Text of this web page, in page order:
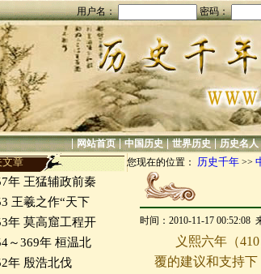
用户名： 密码：
|网站首页|中国历史|世界历史|历史名人
文章
您现在的位置： 历史千年>>
年 王猛辅政前秦
王羲之作“天下
年 莫高窟工程开
～369年 桓温北
年 殷浩北伐
时间：2010-11-17 00:52:08
义熙六年（410
覆的建议和支持